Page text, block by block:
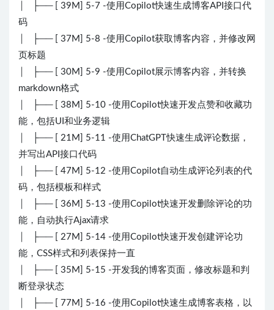
│ ├── [ 39M] 5-7 -使用Copilot快速生成博客API接口代
码
│ ├── [ 37M] 5-8 -使用Copilot获取博客内容，并修改网
页标题
│ ├── [ 30M] 5-9 -使用Copilot展示博客内容，并转换
markdown格式
│ ├── [ 38M] 5-10 -使用Copilot快速开发点赞和收藏功
能，包括UI和业务逻辑
│ ├── [ 21M] 5-11 -使用ChatGPT快速生成评论数据，
并写出API接口代码
│ ├── [ 47M] 5-12 -使用Copilot自动生成评论列表的代
码，包括模板和样式
│ ├── [ 36M] 5-13 -使用Copilot快速开发删除评论的功
能，自动执行Ajax请求
│ ├── [ 27M] 5-14 -使用Copilot快速开发创建评论功
能，CSS样式和列表保持一直
│ ├── [ 35M] 5-15 -开发我的博客页面，修改标题和判
断登录状态
│ ├── [ 77M] 5-16 -使用Copilot快速生成博客表格，以